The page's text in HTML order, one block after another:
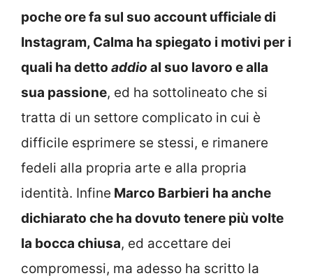
poche ore fa sul suo account ufficiale di
Instagram, Calma ha spiegato i motivi per i
quali ha detto addio al suo lavoro e alla
sua passione, ed ha sottolineato che si
tratta di un settore complicato in cui è
difficile esprimere se stessi, e rimanere
fedeli alla propria arte e alla propria
identità. Infine Marco Barbieri ha anche
dichiarato che ha dovuto tenere più volte
la bocca chiusa, ed accettare dei
compromessi, ma adesso ha scritto la